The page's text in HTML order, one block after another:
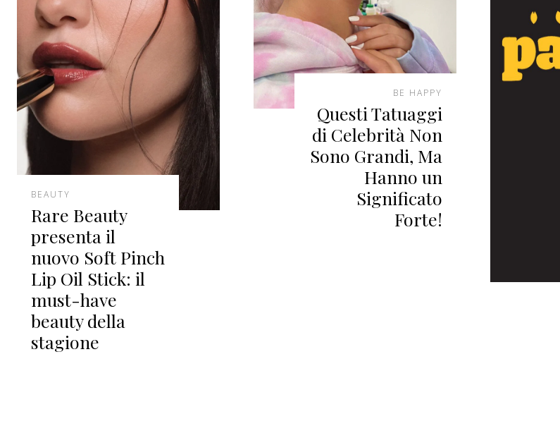
BEAUTY
Rare Beauty
presenta il
nuovo Soft Pinch
Lip Oil Stick: il
must-have
beauty della
stagione
BE HAPPY
Questi Tatuaggi
di Celebrità Non
Sono Grandi, Ma
Hanno un
Significato
Forte!